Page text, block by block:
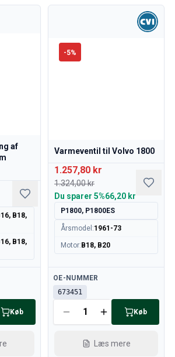
af
B18,
B18,
Køb
-5%
Varmeventil til Volvo 1800
1.257,80 kr
1.324,00 kr
Du sparer 5%66,20 kr
P1800, P1800ES
Årsmodel :1961-73
Motor: B18, B20
Tilgængelig
OE-NUMMER
673451
Køb
Læs mere